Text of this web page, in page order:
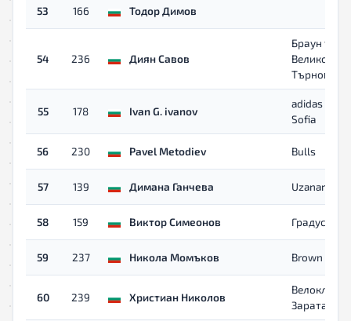
53 166 Тодор Димов
54 236 Диян Савов
Браун тийм
Велико
Търново
55 178 Ivan G. ivanov
adidas
Sofia
56 230 Pavel Metodiev Bulls
57 139 Димана Ганчева Uzanaruns
58 159 Виктор Симеонов Градус
59 237 Никола Момъков Brown Team
60 239 Христиан Николов
Велоклуб
Зарата